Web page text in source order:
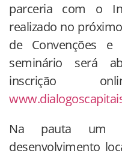
parceria com o
realizado no
de Convenções e
seminário será
inscrição
Na pauta um
desenvolvimento